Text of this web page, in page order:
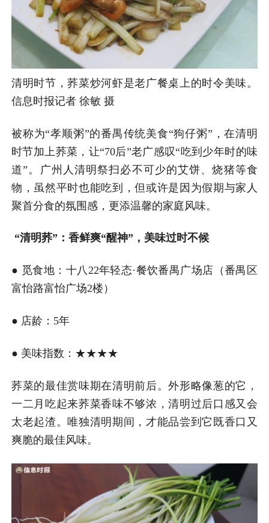
清明时节，荞菜炒河虾是老广餐桌上的时令美味。
信息时报记者 徐敏 摄
被称为“孝顺粥”的番禺传统美食“狗仔粥”，在清明
时节加上荞菜，让“70后”老广感叹“吃到少年时的味
道”。广州人清明祭扫必不可少的艾饼、烧猪等食
物，虽然平时也能吃到，但或许是因为假期与家人
聚首分食的氛围感，更添温馨的家庭风味。
“清明荞”：香鲜爽“醒神”，美味过时不候
● 觅食地：十八22年轻态·餐饮番禺广场店（番禺区
富怡路富怡广场2楼）
● 店龄：5年
● 美味指数：★★★★
荞菜的最佳赏味期在清明前后。外形略像葱的它，
一二月吃起来荞菜香味不够浓，清明过后口感又会
太老起渣。唯独清明期间，才能品尝到它既香口又
爽脆的最佳风味。